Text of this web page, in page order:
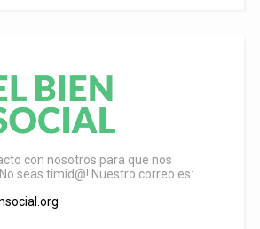
con nosotros para que nos
seas timid@! Nuestro correo es: